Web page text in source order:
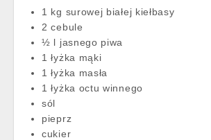
1 kg surowej białej kiełbasy
2 cebule
½ l jasnego piwa
1 łyżka mąki
1 łyżka masła
1 łyżka octu winnego
sól
pieprz
cukier